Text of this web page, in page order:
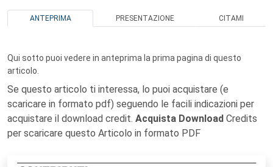
ANTEPRIMA PRESENTAZIONE CITAMI
Qui sotto puoi vedere in anteprima la prima pagina di questo
articolo.
Se questo articolo ti interessa, lo puoi acquistare (e
scaricare in formato pdf) seguendo le facili indicazioni per
acquistare il download credit. Acquista Download Credits
per scaricare questo Articolo in formato PDF